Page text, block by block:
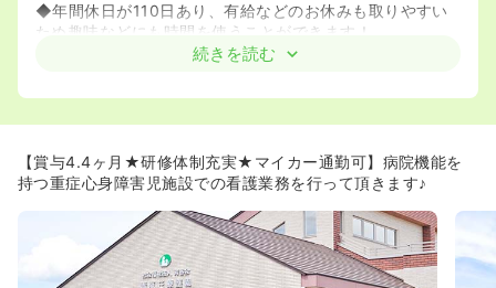
◆年間休日が110日あり、有給などのお休みも取りやすい
ため趣味などにも時間を使うことができます！
◆月の残業時間は5時間程度のため、メリハリをつけて働
◆夜勤回数を少なめにするなど働き方に関しても、柔軟に
続きを読む
【賞与4.4ヶ月★研修体制充実★マイカー通勤可】病院機能を
持つ重症心身障害児施設での看護業務を行って頂きます♪